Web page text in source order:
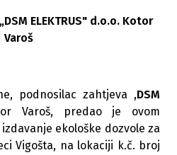
DSM ELEKTRUS" d.o.o. Kotor
Varoš
podnosilac zahtjeva ,DSM
Varoš, predao je ovom
ekološke dozvole za
Vigošta, na lokaciji k.č. broj